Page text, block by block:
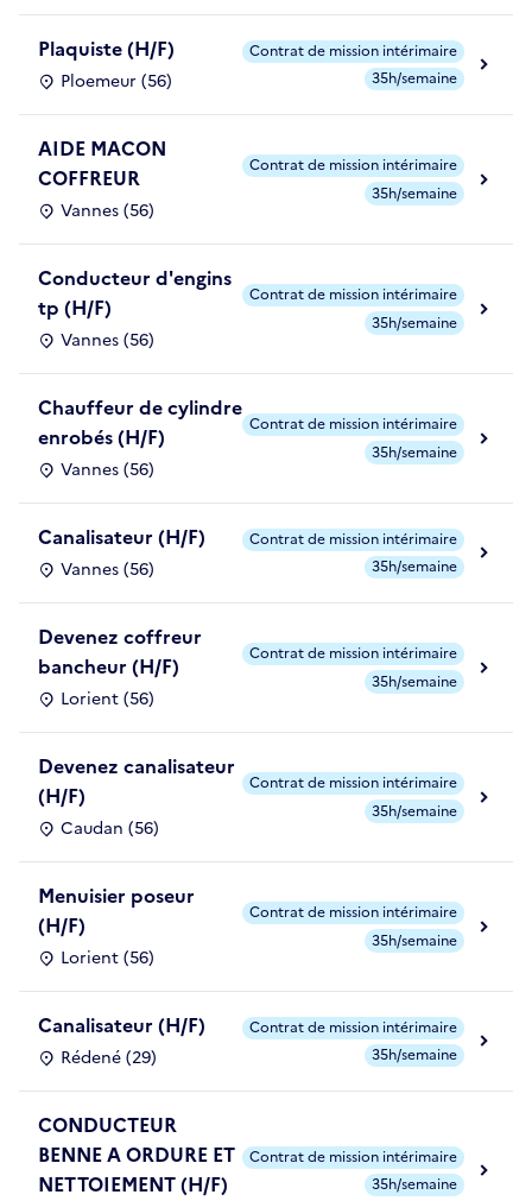
Plaquiste (H/F)
Ploemeur (56)
Contrat de mission intérimaire
35h/semaine
AIDE MACON
COFFREUR
Vannes (56)
Contrat de mission intérimaire
35h/semaine
Conducteur d'engins
tp (H/F)
Vannes (56)
Contrat de mission intérimaire
35h/semaine
Chauffeur de cylindre
enrobés (H/F)
Vannes (56)
Contrat de mission intérimaire
35h/semaine
Canalisateur (H/F)
Vannes (56)
Contrat de mission intérimaire
35h/semaine
Devenez coffreur
bancheur (H/F)
Lorient (56)
Contrat de mission intérimaire
35h/semaine
Devenez canalisateur
(H/F)
Caudan (56)
Contrat de mission intérimaire
35h/semaine
Menuisier poseur
(H/F)
Lorient (56)
Contrat de mission intérimaire
35h/semaine
Canalisateur (H/F)
Rédené (29)
Contrat de mission intérimaire
35h/semaine
CONDUCTEUR
BENNE A ORDURE ET
NETTOIEMENT (H/F)
Contrat de mission intérimaire
35h/semaine